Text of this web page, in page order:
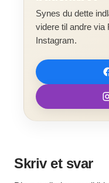
Synes du dette
videre til andre via
Instagram.
Skriv et svar